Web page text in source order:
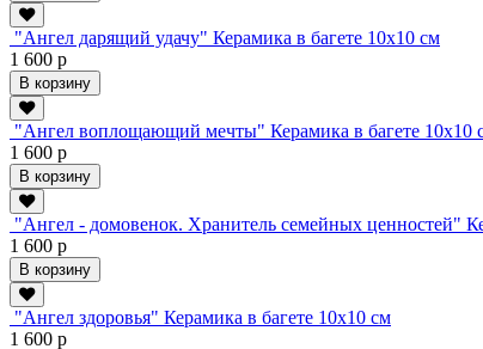
"Ангел дарящий удачу" Керамика в багете 10х10 см
1 600 р
В корзину
"Ангел воплощающий мечты" Керамика в багете 10х10
1 600 р
В корзину
"Ангел - домовенок. Хранитель семейных ценностей"
1 600 р
В корзину
"Ангел здоровья" Керамика в багете 10х10 см
1 600 р